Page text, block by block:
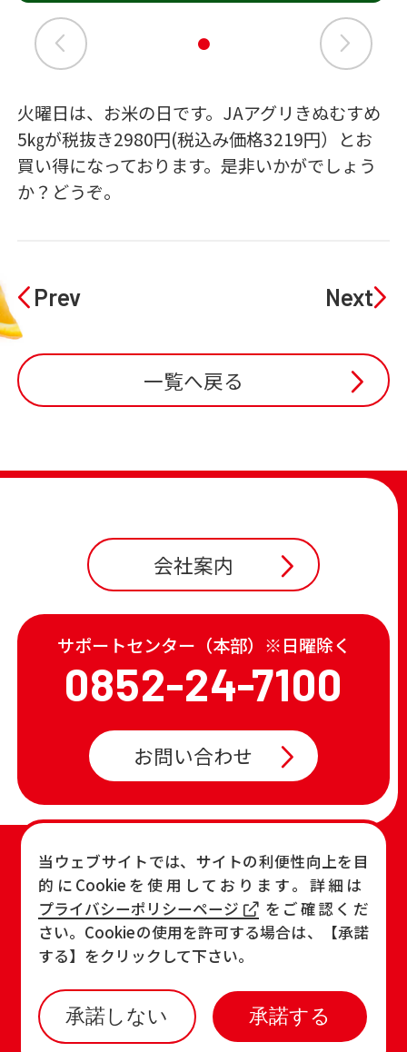
当ウェブサイトでは、サイトの利便性向上を目
的にCookieを使用しております。詳細は
プライバシーポリシーページ
をご確認くだ
さい。Cookieの使用を許可する場合は、【承諾
する】をクリックして下さい。
承諾しない 承諾する
火曜日は、お米の日です。JAアグリきぬむすめ
5㎏が税抜き2980円(税込み価格3219円）とお
買い得になっております。是非いかがでしょう
か？どうぞ。
Prev Next
一覧へ戻る
会社案内
サポートセンター（本部）※日曜除く
0852-24-7100
お問い合わせ
TOP
店舗一覧・チラシ
お知らせ
おすすめ商品
各店の最新情報